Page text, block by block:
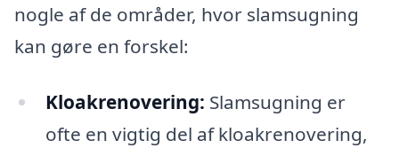
nogle af de områder, hvor slamsugning
kan gøre en forskel:
Kloakrenovering: Slamsugning er
ofte en vigtig del af kloakrenovering,